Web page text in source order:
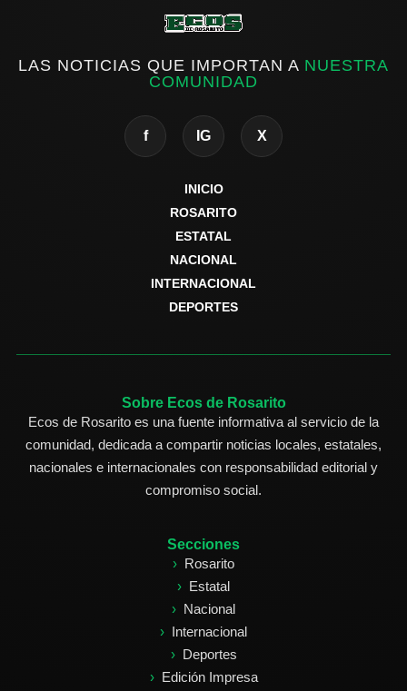
LAS NOTICIAS QUE IMPORTAN A NUESTRA
COMUNIDAD
f IG X
INICIO
ROSARITO
ESTATAL
NACIONAL
INTERNACIONAL
DEPORTES
Sobre Ecos de Rosarito
Ecos de Rosarito es una fuente informativa al servicio de la
comunidad, dedicada a compartir noticias locales, estatales,
nacionales e internacionales con responsabilidad editorial y
compromiso social.
Secciones
Rosarito
Estatal
Nacional
Internacional
Deportes
Edición Impresa